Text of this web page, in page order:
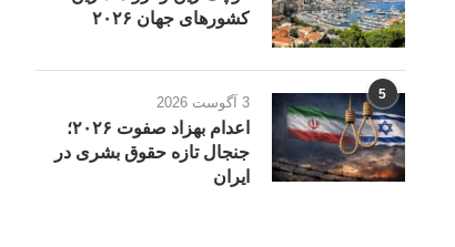
کشورهای جهان ۲۰۲۶
5 3 آگوست 2026
اعدام بهزاد صفوت ۲۰۲۶؛
جنجال تازه حقوق بشری در
ایران